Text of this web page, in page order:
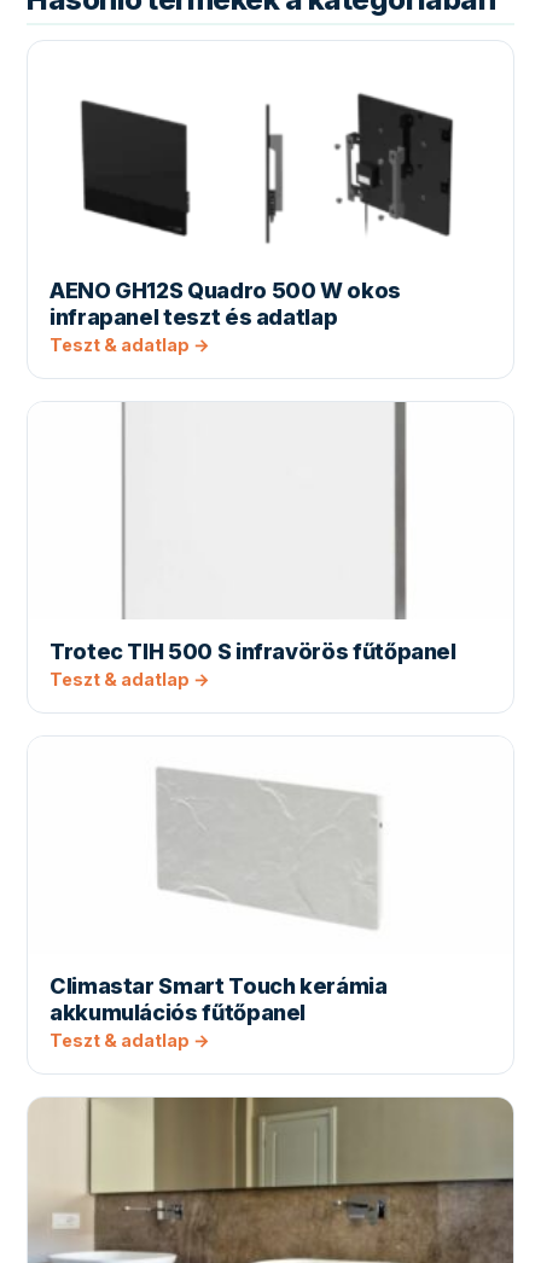
AENO GH12S Quadro 500 W okos
infrapanel teszt és adatlap
Teszt & adatlap →
Trotec TIH 500 S infravörös fűtőpanel
Teszt & adatlap →
Climastar Smart Touch kerámia
akkumulációs fűtőpanel
Teszt & adatlap →